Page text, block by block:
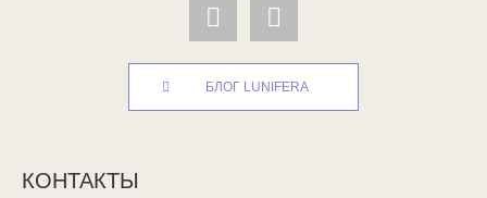
БЛОГ LUNIFERA
КОНТАКТЫ